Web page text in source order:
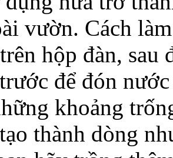
vườn. Cách
hộp đàn, sau
để đón
khoảng
thành dòng